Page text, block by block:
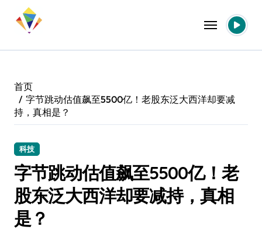
首页
字节跳动估值飙至5500亿！老股东泛大西洋却要减
持，真相是？
科技
字节跳动估值飙至5500亿！老
股东泛大西洋却要减持，真相
是？